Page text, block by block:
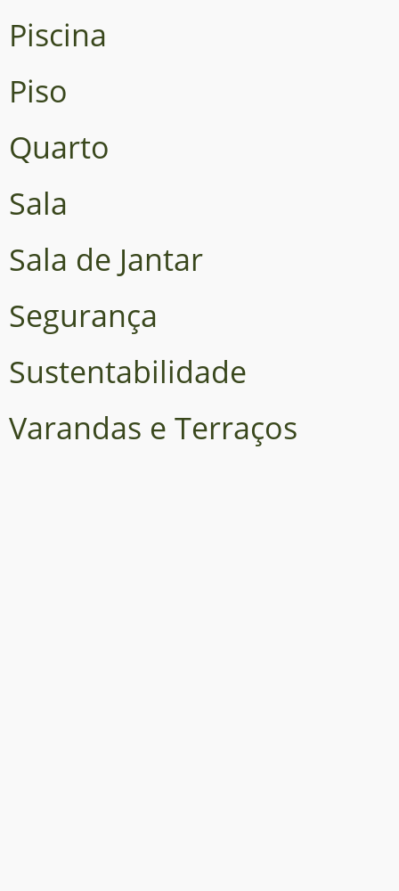
Piscina
Piso
Quarto
Sala
Sala de Jantar
Segurança
Sustentabilidade
Varandas e Terraços